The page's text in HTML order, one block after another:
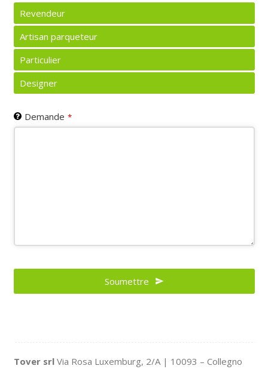
Revendeur
Artisan parqueteur
Particulier
Designer
Demande *
Soumettre
Tover srl Via Rosa Luxemburg, 2/A | 10093 – Collegno